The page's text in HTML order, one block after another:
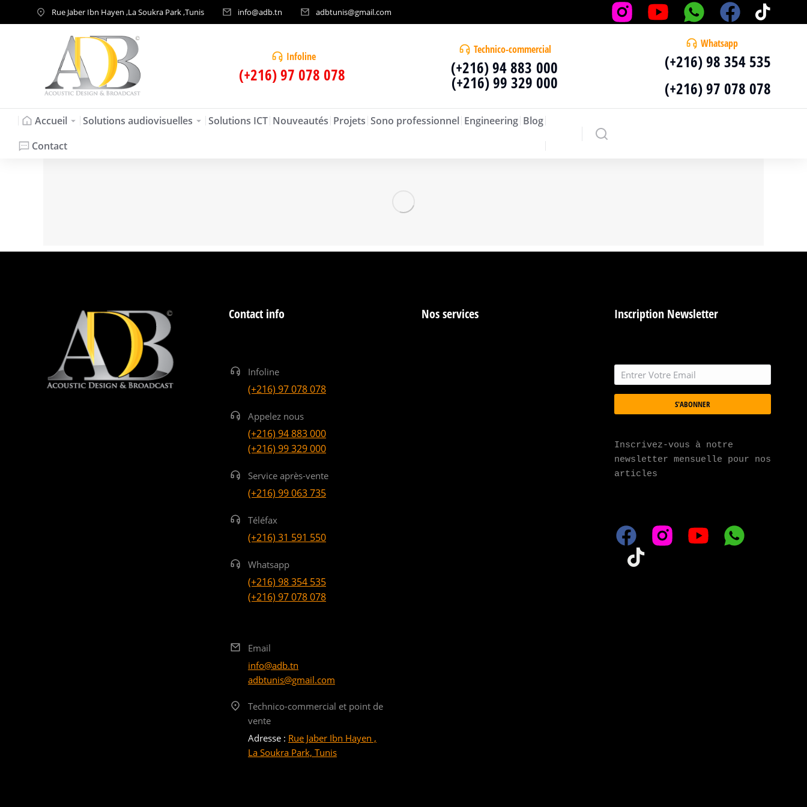
Rue Jaber Ibn Hayen ,La Soukra Park ,Tunis info@adb.tn adbtunis@gmail.com
Infoline
(+216) 97 078 078
Technico-commercial
(+216) 94 883 000
(+216) 99 329 000
Whatsapp
(+216) 98 354 535
(+216) 97 078 078
Accueil Solutions audiovisuelles Solutions ICT Nouveautés Projets Sono professionnel Engineering Blog
Contact
Contact info
Infoline
(+216) 97 078 078
Appelez nous
(+216) 94 883 000
(+216) 99 329 000
Service après-vente
(+216) 99 063 735
Téléfax
(+216) 31 591 550
Whatsapp
(+216) 98 354 535
(+216) 97 078 078
Email
info@adb.tn
adbtunis@gmail.com
Technico-commercial et point de
vente
Adresse : Rue Jaber Ibn Hayen ,
La Soukra Park, Tunis
Nos services Inscription Newsletter
S'ABONNER
Inscrivez-vous à notre
newsletter mensuelle pour nos
articles